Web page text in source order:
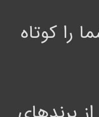
را کوتاه